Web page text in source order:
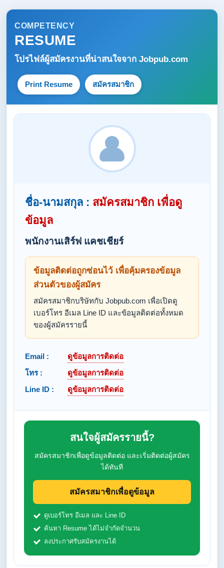
COMPETENCY
RESUME
โปรไฟล์ผู้สมัครงานที่น่าสนใจจาก Jobpub.com
Print Resume สมัครสมาชิก
ชื่อ-นามสกุล : สมัครสมาชิก เพื่อดู
ข้อมูล
พนักงานเสิร์ฟ แคชเชียร์
ข้อมูลติดต่อถูกซ่อนไว้ เพื่อคุ้มครองข้อมูล
ส่วนตัวของผู้สมัคร
สมัครสมาชิกบริษัทกับ Jobpub.com เพื่อเปิดดู
เบอร์โทร อีเมล Line ID และข้อมูลติดต่อทั้งหมด
ของผู้สมัครรายนี้
Email :
ดูข้อมูลการติดต่อ
โทร :
ดูข้อมูลการติดต่อ
Line ID :
ดูข้อมูลการติดต่อ
สนใจผู้สมัครรายนี้?
สมัครสมาชิกเพื่อดูข้อมูลติดต่อ และเริ่มติดต่อผู้สมัคร
ได้ทันที
สมัครสมาชิกเพื่อดูข้อมูล
ดูเบอร์โทร อีเมล และ Line ID
ค้นหา Resume ได้ไม่จำกัดจำนวน
ลงประกาศรับสมัครงานได้